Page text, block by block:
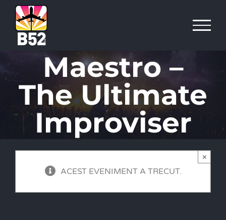
Skip
content
Maestro –
The Ultimate
Improviser
ACEST EVENIMENT A TRECUT.
×